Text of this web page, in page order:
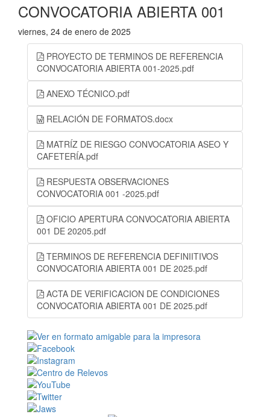
CONVOCATORIA ABIERTA 001
viernes, 24 de enero de 2025
PROYECTO DE TERMINOS DE REFERENCIA
CONVOCATORIA ABIERTA 001-2025.pdf
ANEXO TÉCNICO.pdf
RELACIÓN DE FORMATOS.docx
MATRÍZ DE RIESGO CONVOCATORIA ASEO Y
CAFETERÍA.pdf
RESPUESTA OBSERVACIONES
CONVOCATORIA 001 -2025.pdf
OFICIO APERTURA CONVOCATORIA ABIERTA
001 DE 20205.pdf
TERMINOS DE REFERENCIA DEFINIITIVOS
CONVOCATORIA ABIERTA 001 DE 2025.pdf
ACTA DE VERIFICACION DE CONDICIONES
CONVOCATORIA ABIERTA 001 DE 2025.pdf